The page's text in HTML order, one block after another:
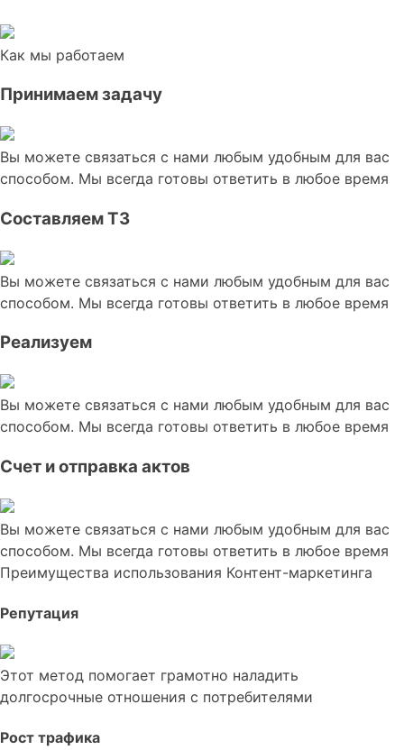
Как мы работаем
Принимаем задачу
Вы можете связаться с нами любым удобным для вас
способом. Мы всегда готовы ответить в любое время
Составляем ТЗ
Вы можете связаться с нами любым удобным для вас
способом. Мы всегда готовы ответить в любое время
Реализуем
Вы можете связаться с нами любым удобным для вас
способом. Мы всегда готовы ответить в любое время
Счет и отправка актов
Вы можете связаться с нами любым удобным для вас
способом. Мы всегда готовы ответить в любое время
Преимущества использования Контент-маркетинга
Репутация
Этот метод помогает грамотно наладить
долгосрочные отношения с потребителями
Рост трафика